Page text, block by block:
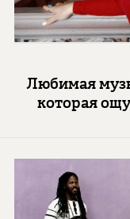
Любимая
которая